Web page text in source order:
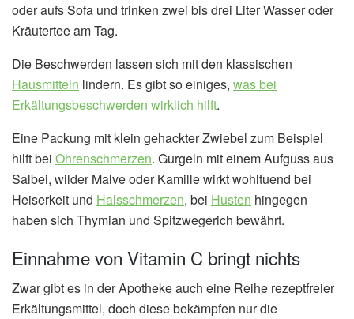
oder aufs Sofa und trinken zwei bis drei Liter Wasser oder
Kräutertee am Tag.
Die Beschwerden lassen sich mit den klassischen
Hausmitteln lindern. Es gibt so einiges, was bei
Erkältungsbeschwerden wirklich hilft.
Eine Packung mit klein gehackter Zwiebel zum Beispiel
hilft bei Ohrenschmerzen. Gurgeln mit einem Aufguss aus
Salbei, wilder Malve oder Kamille wirkt wohltuend bei
Heiserkeit und Halsschmerzen, bei Husten hingegen
haben sich Thymian und Spitzwegerich bewährt.
Einnahme von Vitamin C bringt nichts
Zwar gibt es in der Apotheke auch eine Reihe rezeptfreier
Erkältungsmittel, doch diese bekämpfen nur die